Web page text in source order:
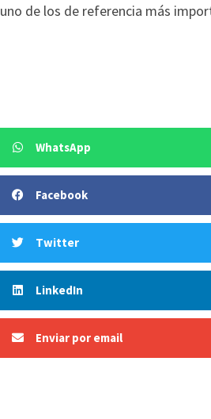
uno de los de referencia más
WhatsApp
Facebook
Twitter
LinkedIn
Enviar por email